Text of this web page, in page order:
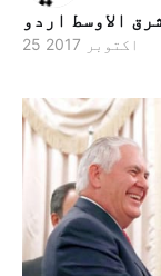
الاوسط اردو
25 اکتوبر 2017